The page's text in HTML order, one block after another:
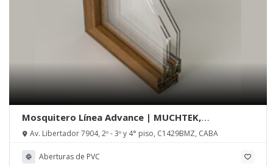
Mosquitero Línea Advance | MUCHTEK,
Tecnoperfiles Group
Av. Libertador 7904, 2º - 3º y 4° piso, C1429BMZ, CABA
Aberturas de PVC